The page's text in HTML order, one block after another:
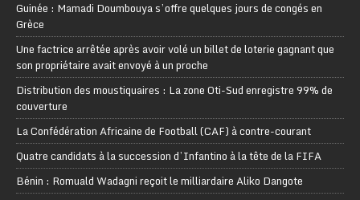
Guinée : Mamadi Doumbouya s’offre quelques jours de congés en
Grèce
Une factrice arrêtée après avoir volé un billet de loterie gagnant que
son propriétaire avait envoyé à un proche
Distribution des moustiquaires : La zone Oti-Sud enregistre 99% de
couverture
La Confédération Africaine de Football (CAF) à contre-courant
Quatre candidats à la succession d’Infantino à la tête de la FIFA
Bénin : Romuald Wadagni reçoit le milliardaire Aliko Dangote